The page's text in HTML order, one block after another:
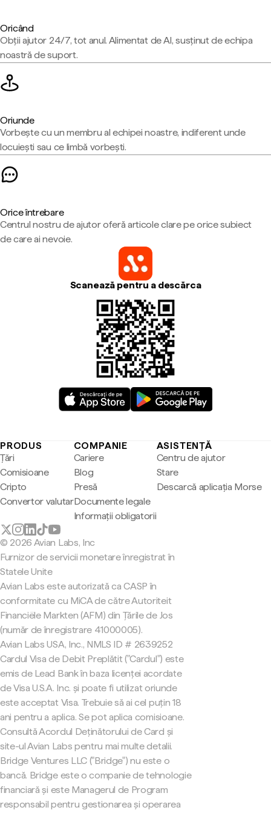
Oricând
Obții ajutor 24/7, tot anul. Alimentat de AI, susținut de echipa
noastră de suport.
Oriunde
Vorbește cu un membru al echipei noastre, indiferent unde
locuiești sau ce limbă vorbești.
Orice întrebare
Centrul nostru de ajutor oferă articole clare pe orice subiect
de care ai nevoie.
Scanează pentru a descărca
PRODUS
Țări
Comisioane
Cripto
Convertor valutar
COMPANIE
Cariere
Blog
Presă
Documente legale
Informații obligatorii
ASISTENȚĂ
Centru de ajutor
Stare
Descarcă aplicația Morse
© 2026 Avian Labs, Inc
Furnizor de servicii monetare înregistrat în
Statele Unite
Avian Labs este autorizată ca CASP în
conformitate cu MiCA de către Autoriteit
Financiële Markten (AFM) din Țările de Jos
(număr de înregistrare 41000005).
Avian Labs USA, Inc., NMLS ID # 2639252
Cardul Visa de Debit Preplătit ("Cardul") este
emis de Lead Bank în baza licenței acordate
de Visa U.S.A. Inc. și poate fi utilizat oriunde
este acceptat Visa. Trebuie să ai cel puțin 18
ani pentru a aplica. Se pot aplica comisioane.
Consultă Acordul Deținătorului de Card și
site-ul Avian Labs pentru mai multe detalii.
Bridge Ventures LLC ("Bridge") nu este o
bancă. Bridge este o companie de tehnologie
financiară și este Managerul de Program
responsabil pentru gestionarea și operarea